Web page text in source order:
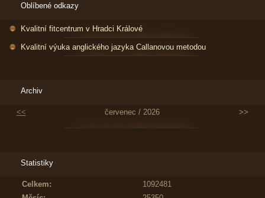
Oblíbené odkazy
Kvalitní fitcentrum v Hradci Králové
Kvalitní výuka anglického jazyka Callanovou metodou
Archiv
<< červenec / 2026 >>
Statistiky
Celkem:
1092481